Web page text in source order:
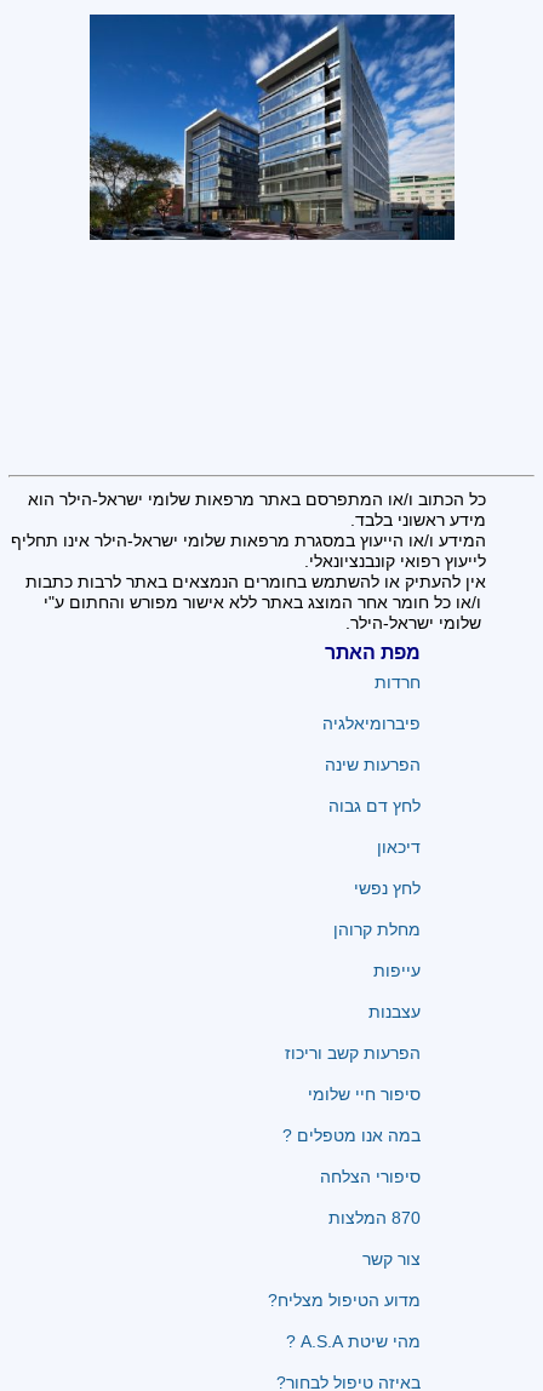
כל הכתוב ו/או המתפרסם באתר מרפאות שלומי ישראל-הילר הוא
מידע ראשוני בלבד.
המידע ו/או הייעוץ במסגרת מרפאות שלומי ישראל-הילר אינו תחליף
לייעוץ רפואי קונבנציונאלי.
אין להעתיק או להשתמש בחומרים הנמצאים באתר לרבות כתבות
ו/או כל חומר אחר המוצג באתר ללא אישור מפורש והחתום ע"י
שלומי ישראל-הילר.
מפת האתר
חרדות
פיברומיאלגיה
הפרעות שינה
לחץ דם גבוה
דיכאון
לחץ נפשי
מחלת קרוהן
עייפות
עצבנות
הפרעות קשב וריכוז
סיפור חיי שלומי
במה אנו מטפלים ?
סיפורי הצלחה
870 המלצות
צור קשר
מדוע הטיפול מצליח?
מהי שיטת A.S.A ?
באיזה טיפול לבחור?